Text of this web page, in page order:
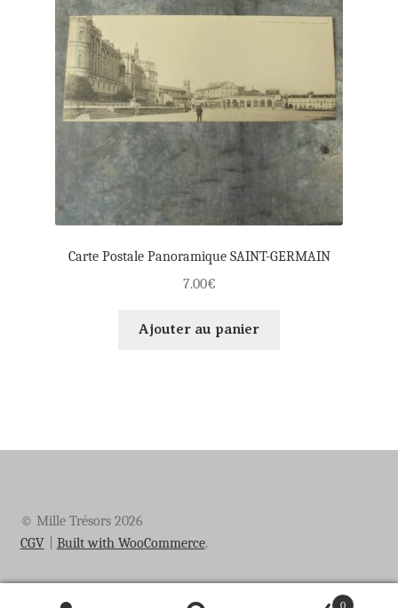
Carte Postale Panoramique SAINT-GERMAIN
7.00€
Ajouter au panier
© Mille Trésors 2026
CGV
Built with WooCommerce.
0